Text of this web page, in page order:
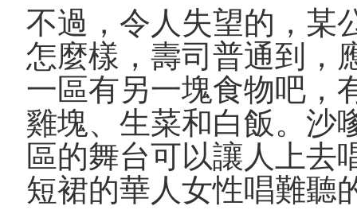
不過，令人失望的，某
怎麼樣，壽司普通到，
一區有另一塊食物吧，
雞塊、生菜和白飯。沙
區的舞台可以讓人上去
短裙的華人女性唱難聽